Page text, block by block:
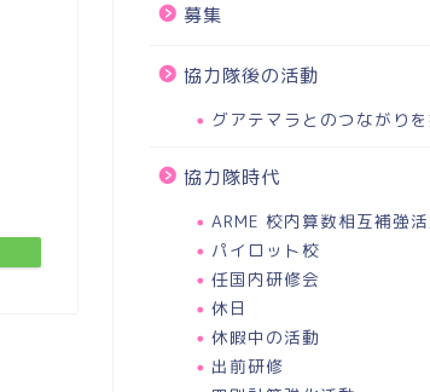
募集
協力隊後の活動
グアテマラとのつながり
協力隊時代
ARME 校内算数相互補強
パイロット校
任国内研修会
休日
休暇中の活動
出前研修